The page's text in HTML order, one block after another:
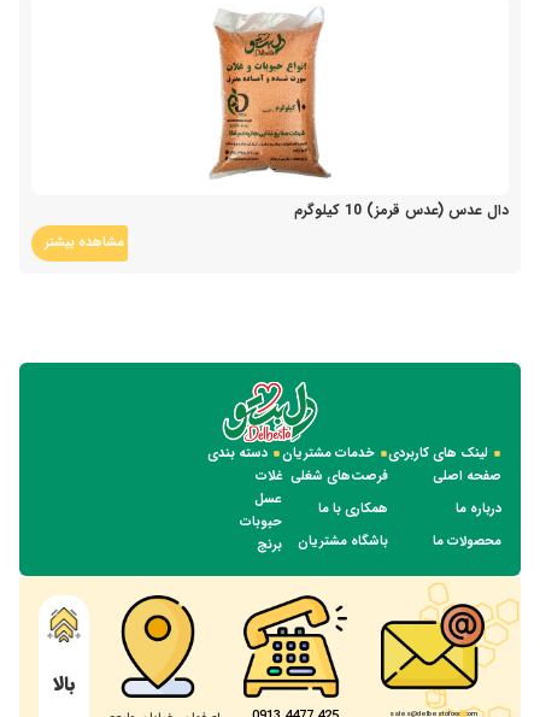
دال عدس (عدس قرمز) 10 کیلوگرم
مشاهده بیشتر
لینک های کاربردی
صفحه اصلی
درباره ما
محصولات ما
خدمات مشتریان
فرصت‌های شغلی
همکاری با ما
باشگاه مشتریان
دسته بندی
غلات
عسل
حبوبات
برنج
sales@delbestofood.com
بالا